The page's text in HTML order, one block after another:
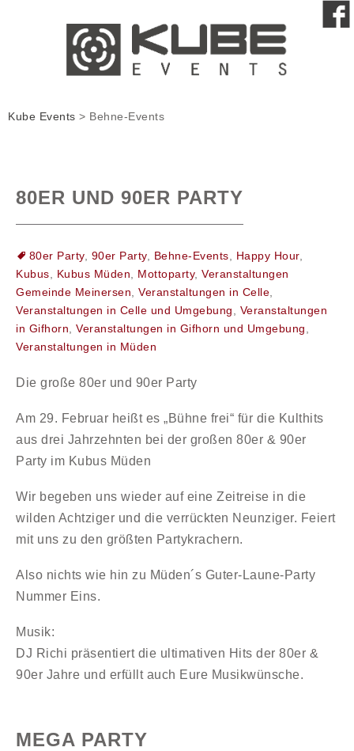
Kube Events > Behne-Events
80ER UND 90ER PARTY
80er Party, 90er Party, Behne-Events Happy Hour,
Kubus
Kubus Müden Mottoparty, Veranstaltungen
Gemeinde Meinersen
Veranstaltungen in Celle
Veranstaltungen in Celle und Umgebung
Veranstaltungen
in Gifhorn
Veranstaltungen in Gifhorn und Umgebung
Veranstaltungen in Müden
Die große 80er und 90er Party
Am 29. Februar heißt es „Bühne frei“ für die Kulthits
aus drei Jahrzehnten bei der großen 80er & 90er
Party im Kubus Müden
Wir begeben uns wieder auf eine Zeitreise in die
wilden Achtziger und die verrückten Neunziger. Feiert
mit uns zu den größten Partykrachern.
Also nichts wie hin zu Müden´s Guter-Laune-Party
Nummer Eins.
Musik:
DJ Richi präsentiert die ultimativen Hits der 80er &
90er Jahre und erfüllt auch Eure Musikwünsche.
MEGA PARTY